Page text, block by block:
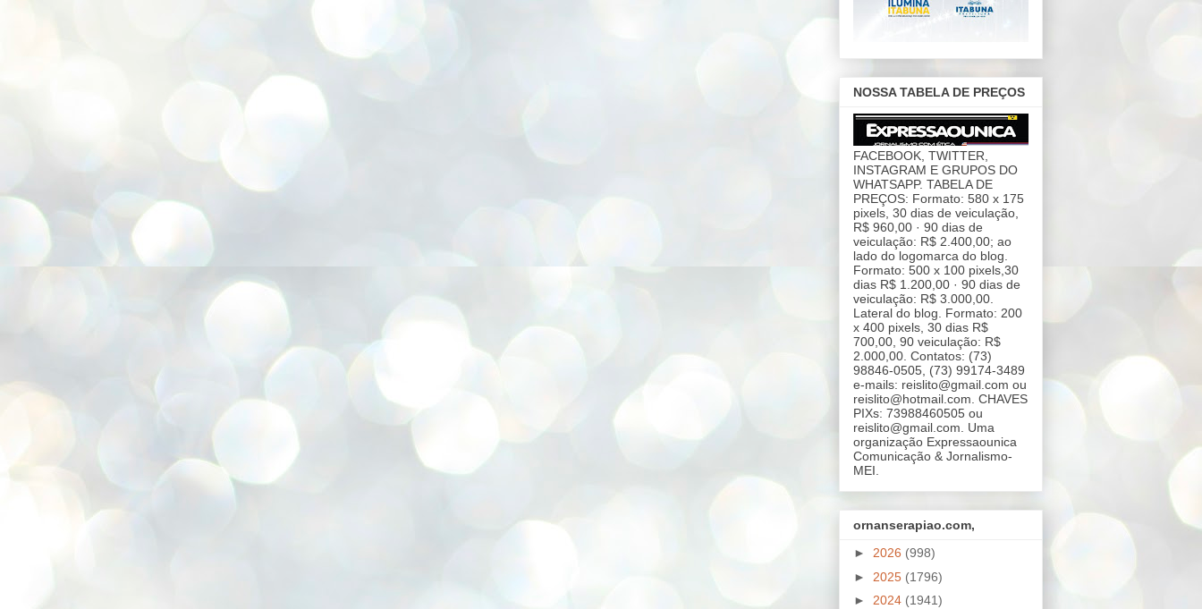
NOSSA TABELA DE PREÇOS
FACEBOOK, TWITTER,
INSTAGRAM E GRUPOS DO
WHATSAPP. TABELA DE
PREÇOS: Formato: 580 x 175
pixels, 30 dias de veiculação,
R$ 960,00 · 90 dias de
veiculação: R$ 2.400,00; ao
lado do logomarca do blog.
Formato: 500 x 100 pixels,30
dias R$ 1.200,00 · 90 dias de
veiculação: R$ 3.000,00.
Lateral do blog. Formato: 200
x 400 pixels, 30 dias R$
700,00, 90 veiculação: R$
2.000,00. Contatos: (73)
98846-0505, (73) 99174-3489
e-mails: reislito@gmail.com ou
reislito@hotmail.com. CHAVES
PIXs: 73988460505 ou
reislito@gmail.com. Uma
organização Expressaounica
Comunicação & Jornalismo-
MEI.
ornanserapiao.com,
► 2026 (998)
► 2025 (1796)
► 2024 (1941)